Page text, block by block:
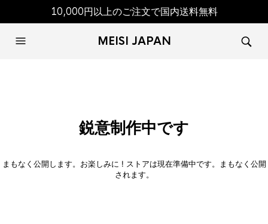
10,000円以上のご注文で国内送料無料
MEISI JAPAN
鋭意制作中です
まもなく公開します。お楽しみに ! ストアは現在準備中です。まもなく公開
されます。